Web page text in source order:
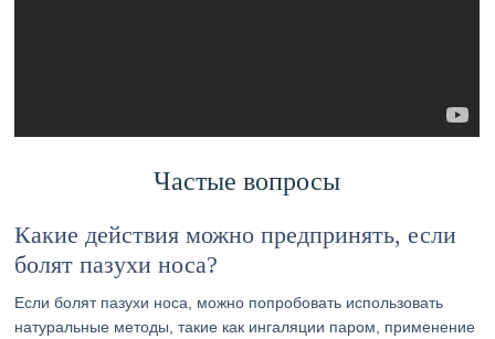
Частые вопросы
Какие действия можно предпринять, если
болят пазухи носа?
Если болят пазухи носа, можно попробовать использовать
натуральные методы, такие как ингаляции паром, применение